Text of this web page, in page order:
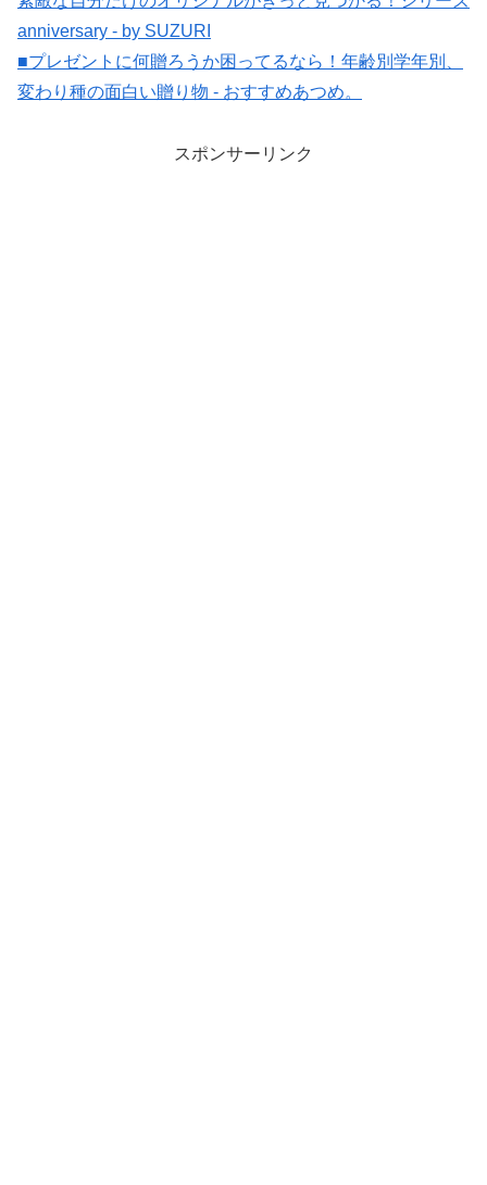
anniversary - by SUZURI
■プレゼントに何贈ろうか困ってるなら！年齢別学年別、
変わり種の面白い贈り物 - おすすめあつめ。
スポンサーリンク